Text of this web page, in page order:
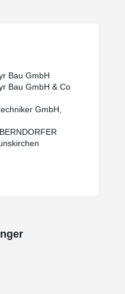
Bau GmbH
Bau GmbH & Co
GmbH,